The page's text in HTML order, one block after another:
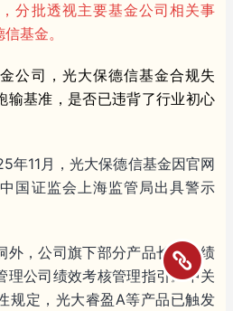
分批透视主要基金公司相关事
基金。
公司，光大保德信基金合规失
输基准，是否已违背了行业初心
年11月，光大保德信基金因官网
国证监会上海监管局出具警示
外，公司旗下部分产品长期业绩
理公司绩效考核管理指引》中关
规定，光大睿盈A等产品已触发